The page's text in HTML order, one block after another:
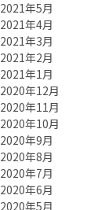
2021年5月
2021年4月
2021年3月
2021年2月
2021年1月
2020年12月
2020年11月
2020年10月
2020年9月
2020年8月
2020年7月
2020年6月
2020年5月